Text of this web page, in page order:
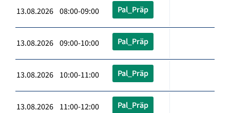
13.08.2026 08:00-09:00 Pal_Präp
13.08.2026 09:00-10:00 Pal_Präp
13.08.2026 10:00-11:00 Pal_Präp
13.08.2026 11:00-12:00 Pal_Präp